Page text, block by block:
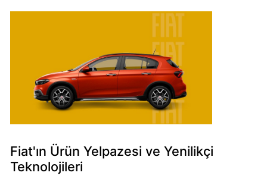
Burger
Sahibi
Carrefour
Fiat'ın Ürün Yelpazesi ve Yenilikçi
Teknolojileri